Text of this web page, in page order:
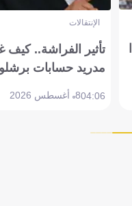
الإنتقالات
تأثير الفراشة..
مدريد حسابات
04:068 أغسطس 2026